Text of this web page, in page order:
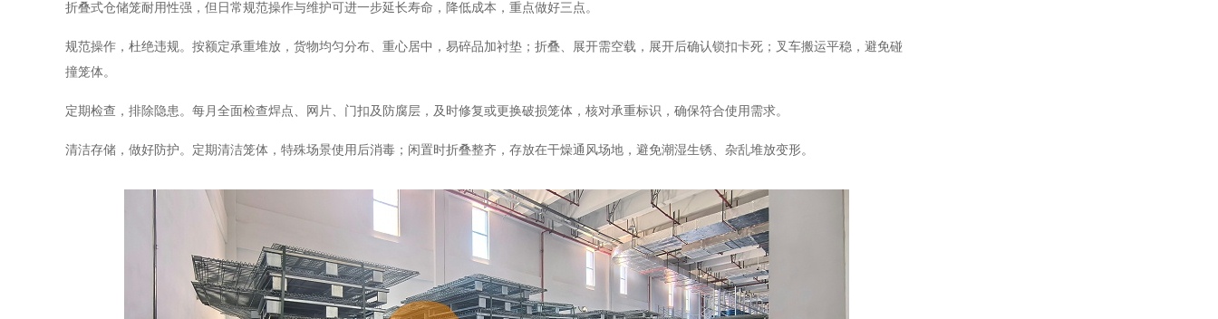
折叠式仓储笼耐用性强，但日常规范操作与维护可进一步延长寿命，降低成本，重点做好三点。
规范操作，杜绝违规。按额定承重堆放，货物均匀分布、重心居中，易碎品加衬垫；折叠、展开需空载，展开后确认锁扣卡死；叉车搬运平稳，避免碰
撞笼体。
定期检查，排除隐患。每月全面检查焊点、网片、门扣及防腐层，及时修复或更换破损笼体，核对承重标识，确保符合使用需求。
清洁存储，做好防护。定期清洁笼体，特殊场景使用后消毒；闲置时折叠整齐，存放在干燥通风场地，避免潮湿生锈、杂乱堆放变形。